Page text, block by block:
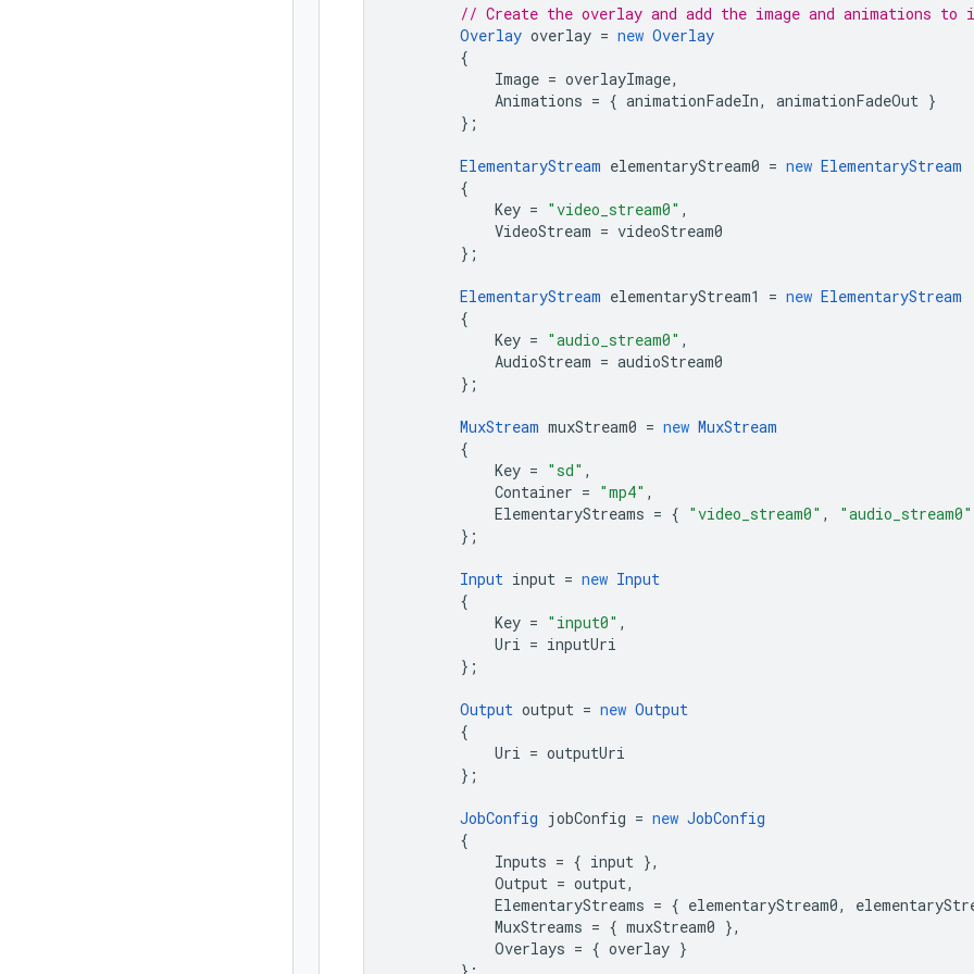
// Create the overlay and add the image and animations
Overlay overlay = new Overlay
{
Image = overlayImage,
Animations = { animationFadeIn, animationFadeOut }
};
ElementaryStream elementaryStream0 = new ElementaryStream
{
Key = "video_stream0" ,
VideoStream = videoStream0
};
ElementaryStream elementaryStream1 = new ElementaryStream
{
Key = "audio_stream0" ,
AudioStream = audioStream0
};
MuxStream muxStream0 = new MuxStream
{
Key = "sd" ,
Container = "mp4" ,
ElementaryStreams = { "video_stream0" ,
"audio_stream0"
};
Input input = new Input
{
Key = "input0" ,
Uri = inputUri
};
Output output = new Output
{
Uri = outputUri
};
JobConfig jobConfig = new JobConfig
{
Inputs = { input },
Output = output,
ElementaryStreams = { elementaryStream0,
MuxStreams = { muxStream0 },
Overlays = { overlay }